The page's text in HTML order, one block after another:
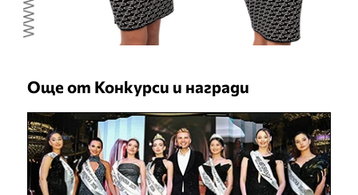
Още от Конкурси и награди